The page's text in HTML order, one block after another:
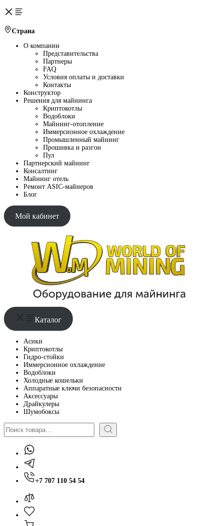
Страна
О компании
Представительства
Партнеры
FAQ
Условия оплаты и доставки
Контакты
Конструктор
Решения для майнинга
Криптокотлы
Водоблоки
Майнинг-отопление
Иммерсионное охлаждение
Промышленный майнинг
Прошивка и разгон
Пул
Партнерский майнинг
Консалтинг
Майнинг отель
Ремонт ASIC-майнеров
Блог
Мой кабинет
Каталог
Асики
Криптокотлы
Гидро-стойки
Иммерсионное охлаждение
Водоблоки
Холодные кошельки
Аппаратные ключи безопасности
Аксессуары
Драйкулеры
Шумобоксы
Поиск
+7 707 110 54 54